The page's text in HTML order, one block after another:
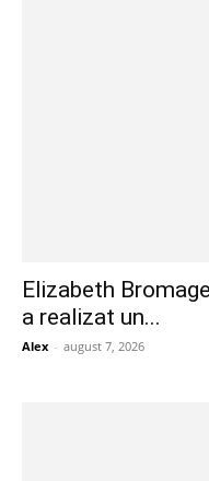
Elizabeth
a realizat un...
Alex - august 7, 2026